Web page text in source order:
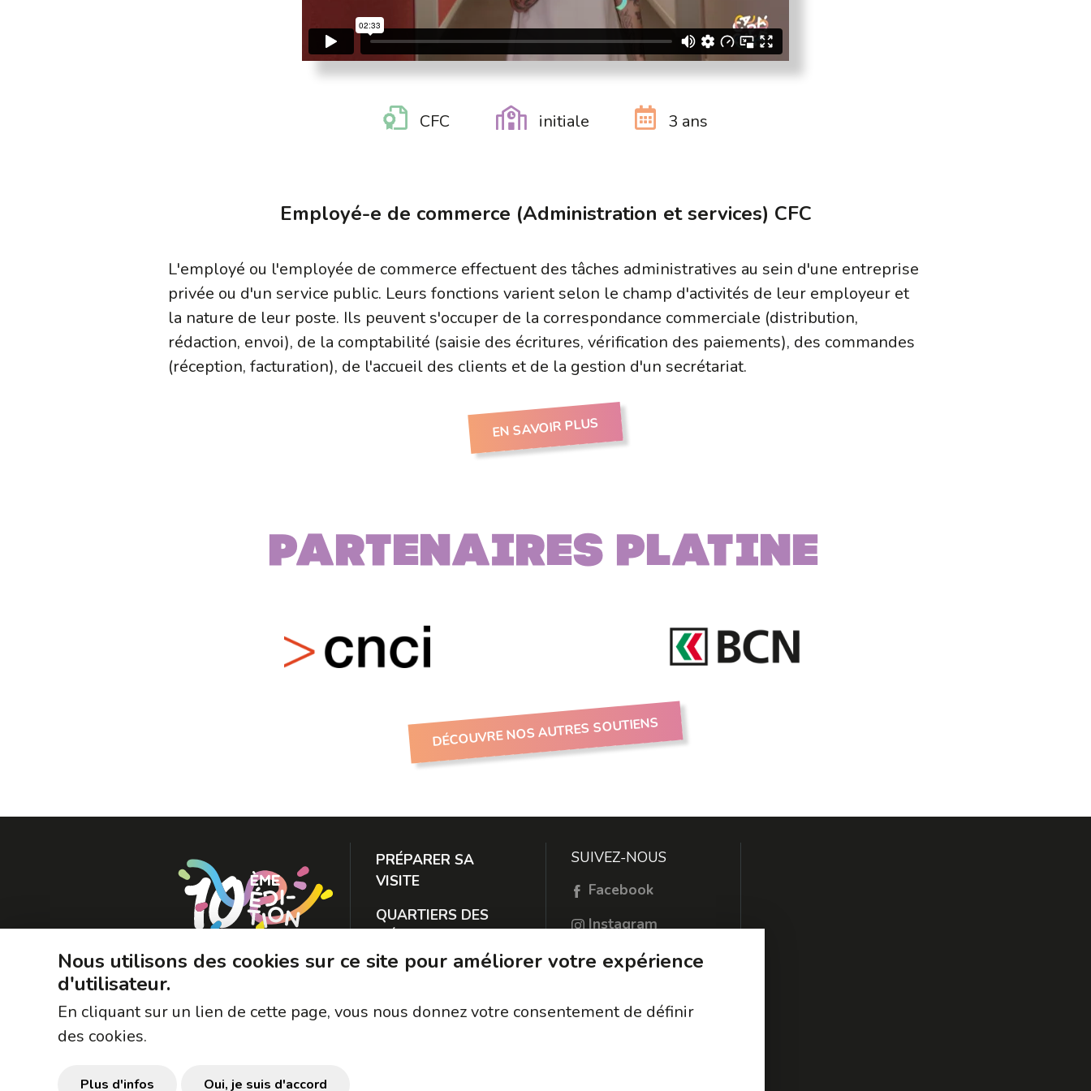
CFC initiale 3 ans
Employé-e de commerce (Administration et services) CFC
L'employé ou l'employée de commerce effectuent des tâches administratives au sein d'une entreprise
privée ou d'un service public. Leurs fonctions varient selon le champ d'activités de leur employeur et
la nature de leur poste. Ils peuvent s'occuper de la correspondance commerciale (distribution,
rédaction, envoi), de la comptabilité (saisie des écritures, vérification des paiements), des commandes
(réception, facturation), de l'accueil des clients et de la gestion d'un secrétariat.
EN SAVOIR PLUS
Partenaires PLATINE
DÉCOUVRE NOS AUTRES SOUTIENS
PRÉPARER SA
VISITE
QUARTIERS DES
À PROPOS
RESTER EN
SUIVEZ-NOUS
Facebook
Instagram
TikTok
Nous utilisons des cookies sur ce site pour améliorer votre expérience
d'utilisateur.
En cliquant sur un lien de cette page, vous nous donnez votre consentement de définir
des cookies.
Plus d'infos Oui, je suis d'accord